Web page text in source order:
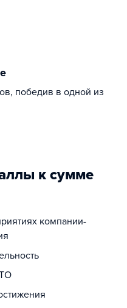
победив в одной из
к сумме
компании-